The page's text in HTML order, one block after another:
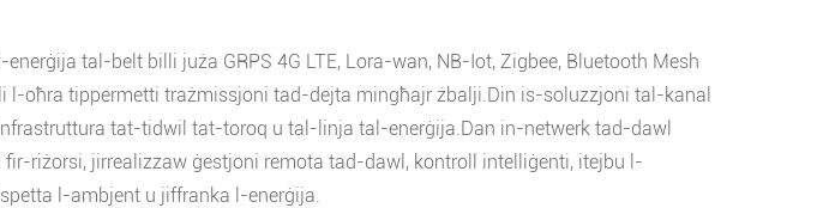
tal-belt billi juża GRPS 4G LTE, Lora-wan, NB-Iot, Zigbee, Bluetooth Mesh
oħra tippermetti trażmissjoni tad-dejta mingħajr żbalji.Din is-soluzzjoni tal-kanal
tat-tidwil tat-toroq u tal-linja tal-enerġija.Dan in-netwerk tad-dawl
riżorsi, jirrealizzaw ġestjoni remota tad-dawl, kontroll intelliġenti, itejbu l-
l-ambjent u jiffranka l-enerġija.